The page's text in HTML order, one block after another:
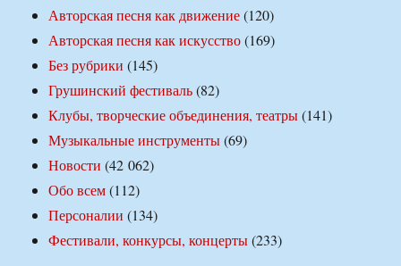
Авторская песня как движение(120)
Авторская песня как искусство(169)
Без рубрики (145)
Грушинский фестиваль(82)
Клубы, творческие объединения, театры(141)
Музыкальные инструменты(69)
Новости (42 062)
Обо всем(112)
Персоналии (134)
Фестивали, конкурсы, концерты(233)